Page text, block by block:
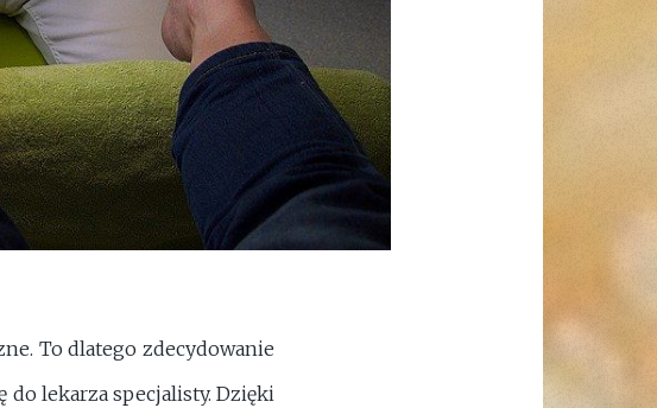
To dlatego zdecydowanie
do lekarza specjalisty. Dzięki